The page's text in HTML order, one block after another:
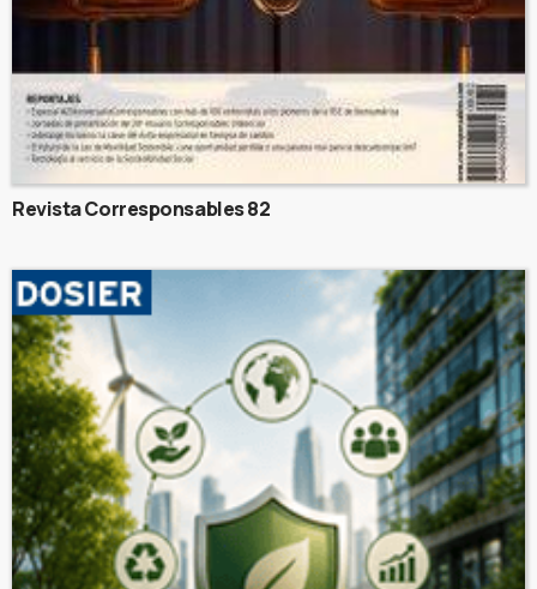
Revista Corresponsables 82